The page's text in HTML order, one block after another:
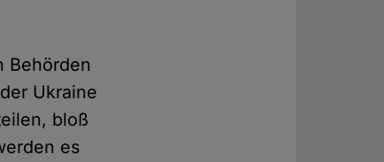
Behörden
Ukraine
bloß
es